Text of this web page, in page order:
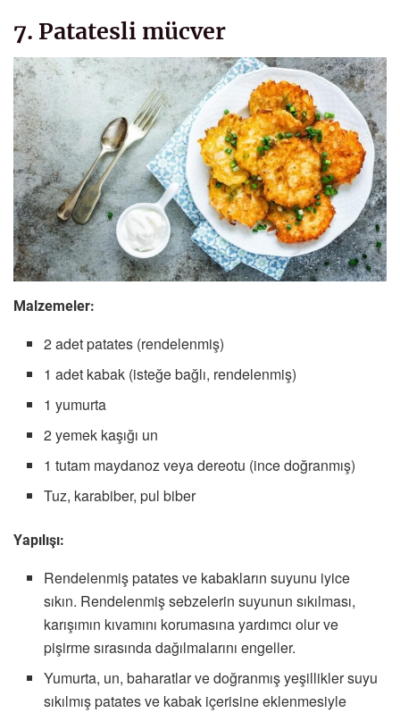
7. Patatesli mücver
Malzemeler:
2 adet patates (rendelenmiş)
1 adet kabak (isteğe bağlı, rendelenmiş)
1 yumurta
2 yemek kaşığı un
1 tutam maydanoz veya dereotu (ince doğranmış)
Tuz, karabiber, pul biber
Yapılışı:
Rendelenmiş patates ve kabakların suyunu iyice
sıkın. Rendelenmiş sebzelerin suyunun sıkılması,
karışımın kıvamını korumasına yardımcı olur ve
pişirme sırasında dağılmalarını engeller.
Yumurta, un, baharatlar ve doğranmış yeşillikler suyu
sıkılmış patates ve kabak içerisine eklenmesiyle